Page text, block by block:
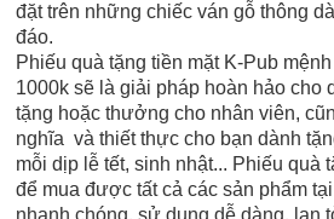
đặt trên những chiếc ván gỗ thông
đáo.
Phiếu quà tặng tiền mặt K-Pub
1000k sẽ là giải pháp hoàn hảo cho
tặng hoặc thưởng cho nhân viên,
nghĩa và thiết thực cho bạn dành
mỗi dịp lễ tết, sinh nhật... Phiếu quà
để mua được tất cả các sản phẩm